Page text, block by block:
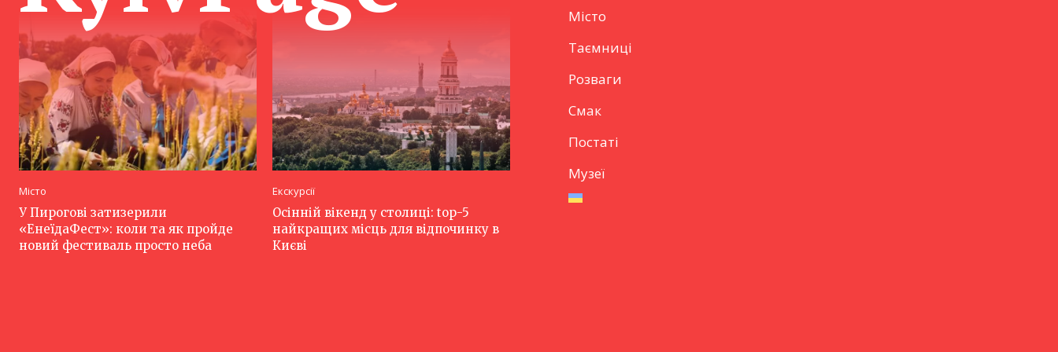
Місто
У Пирогові затизерили
«ЕнеїдаФест»: коли та як пройде
новий фестиваль просто неба
Екскурсії
Осінній вікенд у столиці: top-5
найкращих місць для відпочинку в
Києві
Місто
Таємниці
Розваги
Смак
Постаті
Музеї